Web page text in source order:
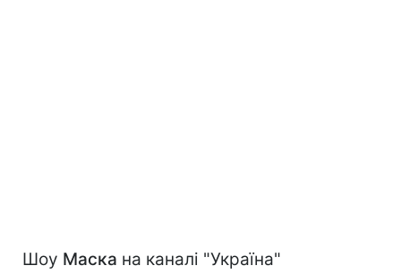
Шоу Маска на каналі "Україна"